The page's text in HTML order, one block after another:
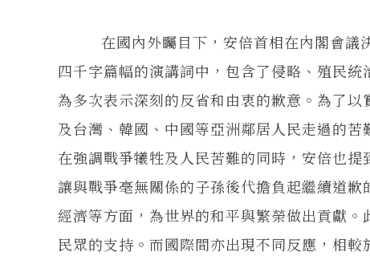
在國內外矚目下，安倍首相在內閣會議決
四千字篇幅的演講詞中，包含了侵略、殖民
為多次表示深刻的反省和由衷的歉意。為了
及台灣、韓國、中國等亞洲鄰居人民走過的苦
在強調戰爭犧牲及人民苦難的同時，安倍也
讓與戰爭毫無關係的子孫後代擔負起繼續道
經濟等方面，為世界的和平與繁榮做出貢獻
民眾的支持。而國際間亦出現不同反應，相